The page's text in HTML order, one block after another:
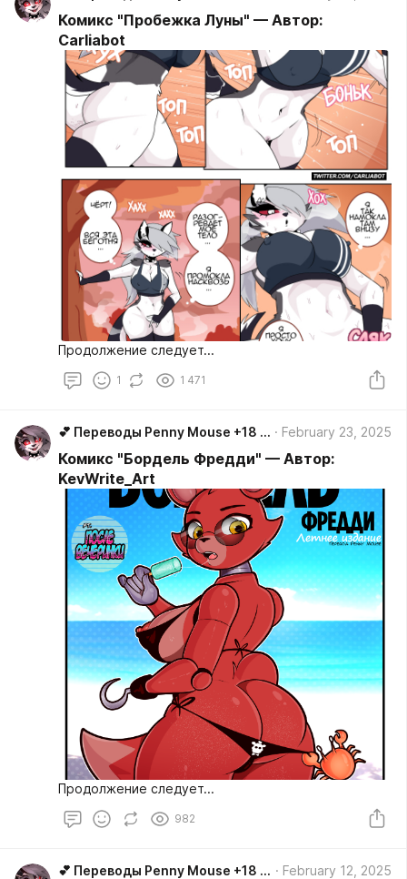
Комикс "Пробежка Луны" — Автор:
Carliabot
Продолжение следует...
1 1 471
💕 Переводы Penny Mouse +18 💕 February 23, 2025
Комикс "Бордель Фредди" — Автор:
KevWrite_Art
Продолжение следует...
982
💕 Переводы Penny Mouse +18 💕 February 12, 2025